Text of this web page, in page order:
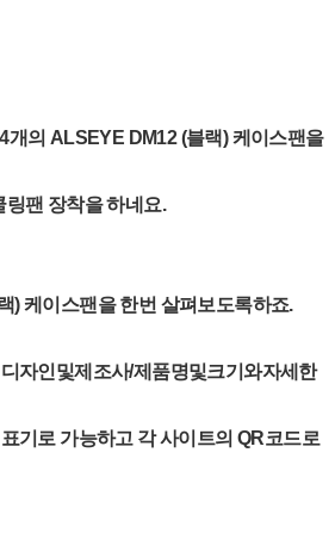
개의 ALSEYE DM12 (블랙) 케이스팬을
링팬 장착을 하네요.
) 케이스팬을 한번 살펴보도록하죠.
자인및제조사/제품명및크기와자세한
기로 가능하고 각 사이트의 QR코드로